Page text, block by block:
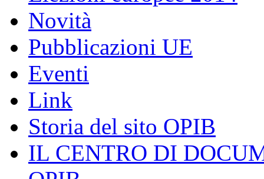
Novità
Pubblicazioni UE
Eventi
Link
Storia del sito OPIB
IL CENTRO DI